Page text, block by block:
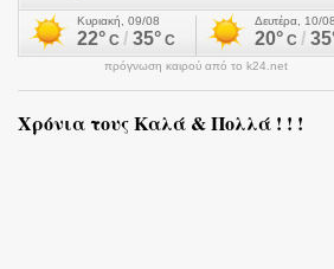
πρόγνωση καιρού από το k24.net
Χρόνια τους Καλά & Πολλά ! ! !